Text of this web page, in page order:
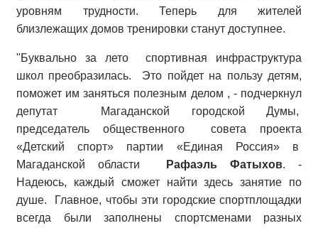
уровням трудности. Теперь для жителей
близлежащих домов тренировки станут доступнее.
"Буквально за лето
спортивная инфраструктура
школ преобразилась.
Это пойдет на пользу детям,
поможет им заняться полезным делом , - подчеркнул
депутат
Магаданской городской Думы,
председатель общественного
совета проекта
«Детский спорт» партии «Единая Россия» в
Магаданской области
Рафаэль Фатыхов. -
Надеюсь, каждый сможет найти здесь занятие по
душе.
Главное, чтобы эти городские спортплощадки
всегда были заполнены спортсменами разных